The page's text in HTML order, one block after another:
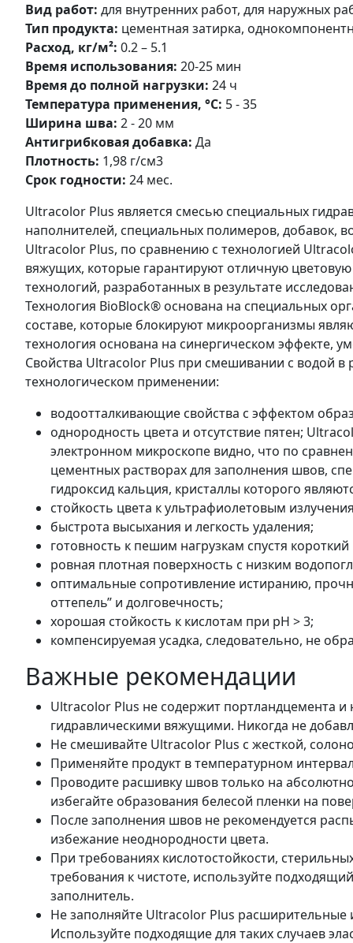
Вид работ: для внутренних работ, для наружных
Тип продукта: цементная затирка,
Расход, кг/м²: 0.2 – 5.1
Время использования: 20-25 мин
Время до полной нагрузки: 24 ч
Температура применения, °С: 5 - 35
Ширина шва: 2 - 20 мм
Антигрибковая добавка: Да
Плотность: 1,98 г/см3
Срок годности: 24 мес.
Ultracolor Plus является смесью специальных
наполнителей, специальных полимеров, добавок,
Ultracolor Plus, по сравнению с технологией
вяжущих, которые гарантируют отличную
технологий, разработанных в результате
Технология BioBlock® основана на специальных
составе, которые блокируют микроорганизмы
технология основана на синергическом
Свойства Ultracolor Plus при смешивании с водой
технологическом применении:
водоотталкивающие свойства с эффектом
однородность цвета и отсутствие пятен;
электронном микроскопе видно, что по
цементных растворах для заполнения швов,
гидроксид кальция, кристаллы которого
стойкость цвета к ультрафиолетовым
быстрота высыхания и легкость удаления;
готовность к пешим нагрузкам спустя
ровная плотная поверхность с низким
оптимальные сопротивление истиранию,
оттепель” и долговечность;
хорошая стойкость к кислотам при рН > 3;
компенсируемая усадка, следовательно, не
Важные рекомендации
Ultracolor Plus не содержит портландцемента
гидравлическими вяжущими. Никогда не
Не смешивайте Ultracolor Plus с жесткой,
Применяйте продукт в температурном
Проводите расшивку швов только на
избегайте образования белесой пленки на
После заполнения швов не рекомендуется
избежание неоднородности цвета.
При требованиях кислотостойкости,
требования к чистоте, используйте
заполнитель.
Не заполняйте Ultracolor Plus
Используйте подходящие для таких случаев